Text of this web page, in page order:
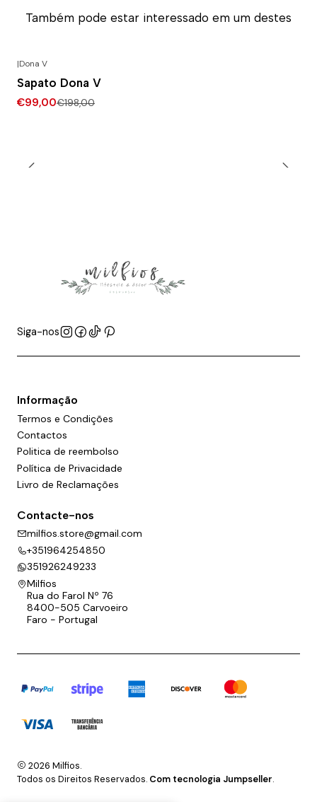
Também pode estar interessado em um destes
|Dona V
Sapato Dona V
€99,00€198,00
Siga-nos
Informação
Termos e Condições
Contactos
Politica de reembolso
Política de Privacidade
Livro de Reclamações
Contacte-nos
milfios.store@gmail.com
+351964254850
351926249233
Milfios
Rua do Farol Nº 76
8400-505 Carvoeiro
Faro - Portugal
2026 Milfios.
Todos os Direitos Reservados. Com tecnologia Jumpseller.